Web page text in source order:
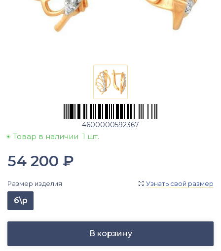
4600000592367
Товар в наличии 1 шт.
54 200 ₽
Размер изделия  Узнать свой размер
б\р
В корзину